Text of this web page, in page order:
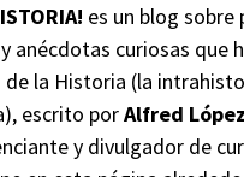
es un blog sobre
anécdotas curiosas que
de la Historia (la
escrito porAlfred López
y divulgador de